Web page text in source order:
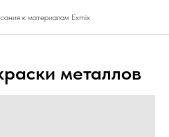
к материалам Exmix
металлов